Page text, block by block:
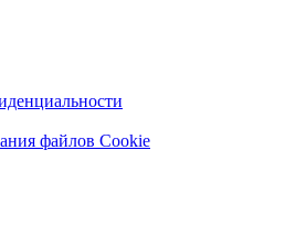
файлов Cookie